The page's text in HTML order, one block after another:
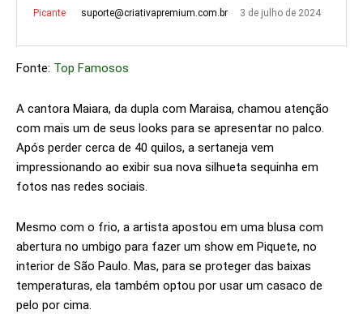
Picante suporte@criativapremium.com.br 3 de julho de 2024
Fonte: Top Famosos
A cantora Maiara, da dupla com Maraisa, chamou atenção
com mais um de seus looks para se apresentar no palco.
Após perder cerca de 40 quilos, a sertaneja vem
impressionando ao exibir sua nova silhueta sequinha em
fotos nas redes sociais.
Mesmo com o frio, a artista apostou em uma blusa com
abertura no umbigo para fazer um show em Piquete, no
interior de São Paulo. Mas, para se proteger das baixas
temperaturas, ela também optou por usar um casaco de
pelo por cima.